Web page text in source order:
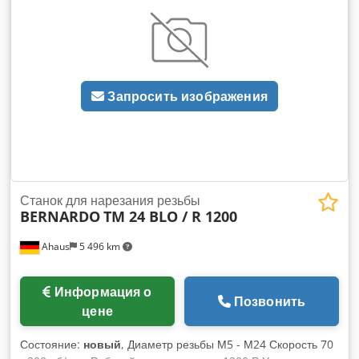
Запросить изображения
Ahaus 5 496 km
Станок для нарезания резьбы
BERNARDOTM 24 BLO / R 1200
цене
Позвонить
Состояние: новый, Диаметр резьбы М5 - М24 Скорость 70